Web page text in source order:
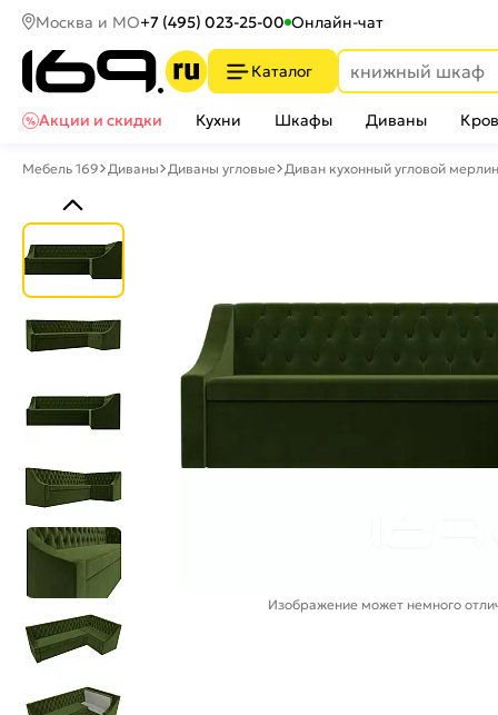
Москва и МО+7 (495) 023-25-00 Онлайн-чат
Каталог
Акции и скидки
Кухни Шкафы Диваны
Мебель 169 Диваны Диваны угловые Диван кухонный угловой
Изображение может немного